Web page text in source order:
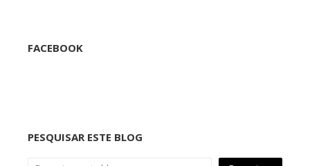
FACEBOOK
PESQUISAR ESTE BLOG